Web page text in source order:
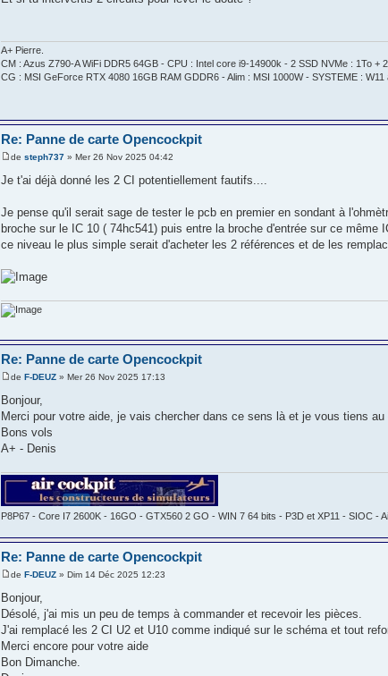
A+ Pierre.
CM : Azus Z790-A WiFi DDR5 64GB - CPU : Intel core i9-14900k - 2 SSD NVMe : 1To +
CG : MSI GeForce RTX 4080 16GB RAM GDDR6 - Alim : MSI 1000W - SYSTEME :
Re: Panne de carte Opencockpit
desteph737 » Mer 26 Nov 2025 04:42
Je t'ai déjà donné les 2 CI potentiellement fautifs....
Je pense qu'il serait sage de tester le pcb en premier en sondant à
broche sur le IC 10 ( 74hc541) puis entre la broche d'entrée sur ce
ce niveau le plus simple serait d'acheter les 2 références et de les
Re: Panne de carte Opencockpit
deF-DEUZ » Mer 26 Nov 2025 17:13
Bonjour,
Merci pour votre aide, je vais chercher dans ce sens là et je vous tiens au
Bons vols
A+ - Denis
P8P67 - Core I7 2600K - 16GO - GTX560 2 GO - WIN 7 64 bits - P3D et XP11 - SIOC -
Re: Panne de carte Opencockpit
deF-DEUZ » Dim 14 Déc 2025 12:23
Bonjour,
Désolé, j'ai mis un peu de temps à commander et recevoir les pièces.
J'ai remplacé les 2 CI U2 et U10 comme indiqué sur le schéma et tout
Merci encore pour votre aide
Bon Dimanche.